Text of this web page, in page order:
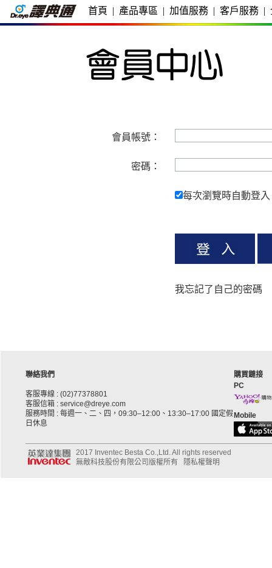
首頁 | 產品專區 | 加值服務 | 客戶服務 |
會員帳號：
密碼：
每次瀏覽時自動登入
我忘記了自己的密碼
聯絡我們
客服專線 : (02)77378801
客服信箱 : service@dreye.com
服務時間 : 每週一、二、四，09:30–12:00、13:30–17:00 國定假
日休息
購買鏈接
PC
Mobile
2017 Inventec Besta Co.,Ltd. All rights reserved
無敵科技股份有限公司版權所有
隱私權聲明